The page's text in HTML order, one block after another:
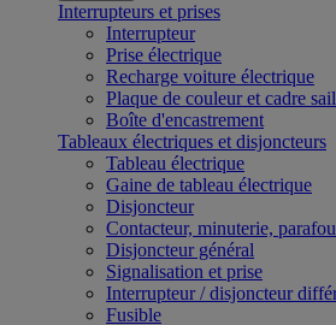
Interrupteurs et prises
Interrupteur
Prise électrique
Recharge voiture électrique
Plaque de couleur et cadre
Boîte d'encastrement
Tableaux électriques et disjoncteurs
Tableau électrique
Gaine de tableau électrique
Disjoncteur
Contacteur, minuterie,
Disjoncteur général
Signalisation et prise
Interrupteur / disjoncteur
Fusible